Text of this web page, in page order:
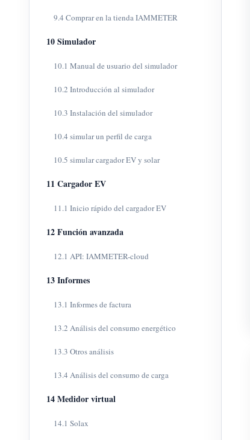
9.4 Comprar en la tienda IAMMETER
10 Simulador
10.1 Manual de usuario del simulador
10.2 Introducción al simulador
10.3 Instalación del simulador
10.4 simular un perfil de carga
10.5 simular cargador EV y solar
11 Cargador EV
11.1 Inicio rápido del cargador EV
12 Función avanzada
12.1 API: IAMMETER-cloud
13 Informes
13.1 Informes de factura
13.2 Análisis del consumo energético
13.3 Otros análisis
13.4 Análisis del consumo de carga
14 Medidor virtual
14.1 Solax